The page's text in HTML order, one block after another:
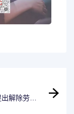
解除劳动